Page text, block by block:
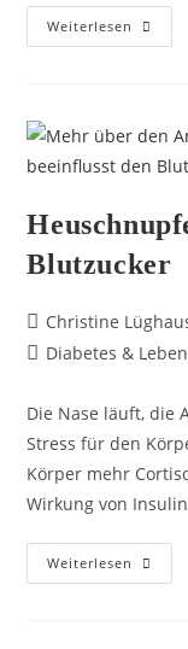
Weiterlesen
Blutzucker
Christine
Diabetes & Leben
Die Nase läuft, die
Stress für den
Körper mehr
Wirkung von
Weiterlesen